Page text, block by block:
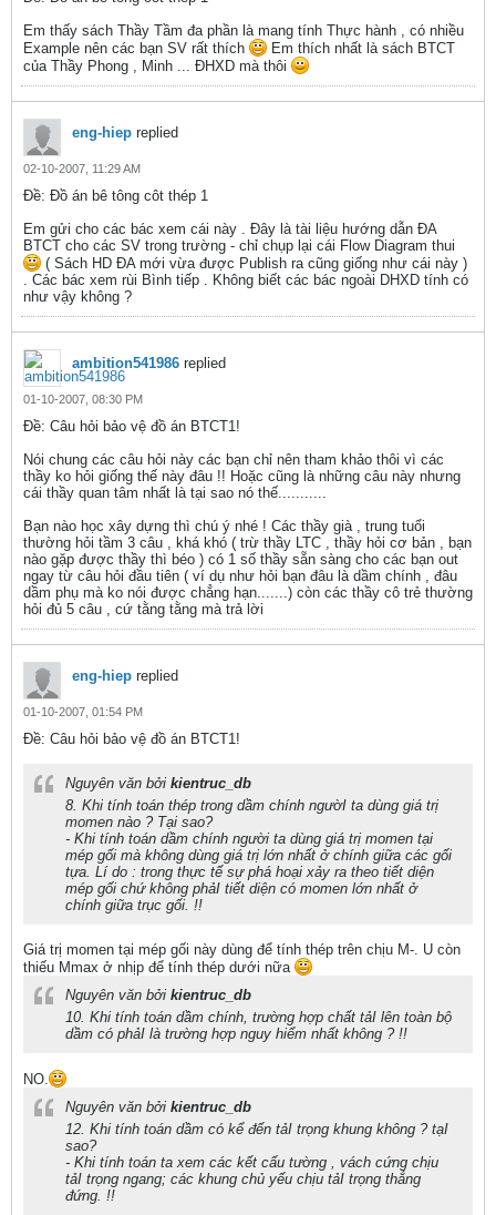
Em thấy sách Thầy Tầm đa phần là mang tính Thực hành , có nhiều
Example nên các bạn SV rất thích
Em thích nhất là sách BTCT
của Thầy Phong , Minh ... ĐHXD mà thôi
eng-hiep replied
02-10-2007, 11:29 AM
Ðề: Đồ án bê tông côt thép 1
Em gửi cho các bác xem cái này . Đây là tài liệu hướng dẫn ĐA
BTCT cho các SV trong trường - chỉ chụp lại cái Flow Diagram thui
( Sách HD ĐA mới vừa được Publish ra cũng giống như cái này )
. Các bác xem rùi Bình tiếp . Không biết các bác ngoài DHXD tính có
như vậy không ?
ambition541986 replied
01-10-2007, 08:30 PM
Ðề: Câu hỏi bảo vệ đồ án BTCT1!
Nói chung các câu hỏi này các bạn chỉ nên tham khảo thôi vì các
thầy ko hỏi giống thế này đâu !! Hoặc cũng là những câu này nhưng
cái thầy quan tâm nhất là tại sao nó thế...........
Bạn nào học xây dựng thì chú ý nhé ! Các thầy già , trung tuổi
thường hỏi tầm 3 câu , khá khó ( trừ thầy LTC , thầy hỏi cơ bản , bạn
nào gặp được thầy thì béo ) có 1 số thầy sẵn sàng cho các bạn out
ngay từ câu hỏi đầu tiên ( ví dụ như hỏi bạn đâu là dầm chính , đâu
dầm phụ mà ko nói được chẳng hạn.......) còn các thầy cô trẻ thường
hỏi đủ 5 câu , cứ tằng tằng mà trả lời
eng-hiep replied
01-10-2007, 01:54 PM
Ðề: Câu hỏi bảo vệ đồ án BTCT1!
Nguyên văn bởi kientruc_db
8. Khi tính toán thép trong dầm chính ngườI ta dùng giá trị
momen nào ? Tại sao?
- Khi tính toán dầm chính người ta dùng giá trị momen tại
mép gối mà không dùng giá trị lớn nhất ở chính giữa các gối
tựa. Lí do : trong thực tế sự phá hoại xảy ra theo tiết diện
mép gối chứ không phảI tiết diện có momen lớn nhất ở
chính giữa trục gối. !!
Giá trị momen tại mép gối này dùng để tính thép trên chịu M-. U còn
thiếu Mmax ở nhịp để tính thép dưới nữa
Nguyên văn bởi kientruc_db
10. Khi tính toán dầm chính, trường hợp chất tảI lên toàn bộ
dầm có phảI là trường hợp nguy hiểm nhất không ? !!
NO.
Nguyên văn bởi kientruc_db
12. Khi tính toán dầm có kể đến tảI trọng khung không ? tạI
sao?
- Khi tính toán ta xem các kết cấu tường , vách cứng chịu
tảI trọng ngang; các khung chủ yếu chịu tảI trọng thẳng
đứng. !!